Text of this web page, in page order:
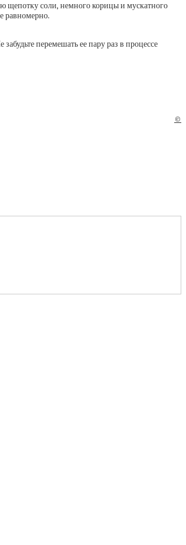
щепотку соли, немного корицы и мускатного
равномерно.
перемешать ее пару раз в процессе
©